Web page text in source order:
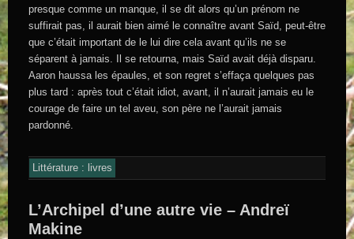
presque comme un manque, il se dit alors qu’un prénom ne
suffirait pas, il aurait bien aimé le connaître avant Saïd, peut-être
que c’était important de le lui dire cela avant qu’ils ne se
séparent à jamais. Il se retourna, mais Saïd avait déjà disparu.
Aaron haussa les épaules, et son regret s’effaça quelques pas
plus tard : après tout c’était idiot, avant, il n’aurait jamais eu le
courage de faire un tel aveu, son père ne l’aurait jamais
pardonné.
Littérature : livres
L’Archipel d’une autre vie – Andreï
Makine